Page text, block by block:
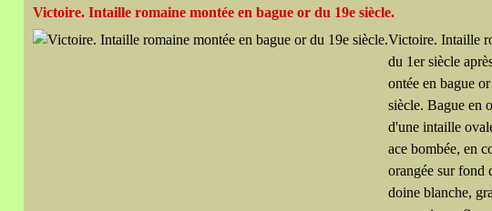
Victoire. Intaille romaine montée en bague or du 19e siècle.
Victoire. Intaille
du 1er siècle
ontée en bague
siècle. Bague en
d'une intaille
ace bombée, en
orangée sur fond
doine blanche,